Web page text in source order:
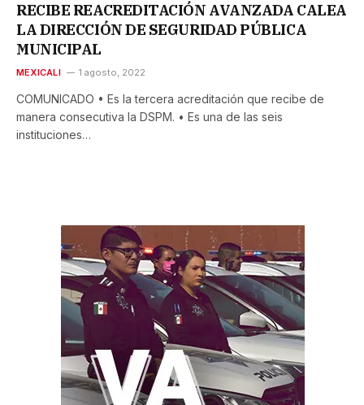
RECIBE REACREDITACIÓN AVANZADA CALEA
LA DIRECCIÓN DE SEGURIDAD PÚBLICA
MUNICIPAL
MEXICALI 1 agosto, 2022
COMUNICADO • Es la tercera acreditación que recibe de
manera consecutiva la DSPM. • Es una de las seis
instituciones…